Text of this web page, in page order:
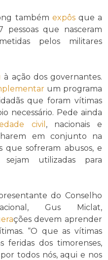
também expôsque a
pessoas que nasceram
pelos militares
à ação dos governantes.
um programa
que foram vítimas
necessário. Pede ainda
civil , nacionais e
em conjunto na
que sofreram abusos, e
utilizadas para
do Conselho
Gus Miclat,
ções devem aprender
“O que as vítimas
feridas dos timorenses,
todos nós, aqui e nos